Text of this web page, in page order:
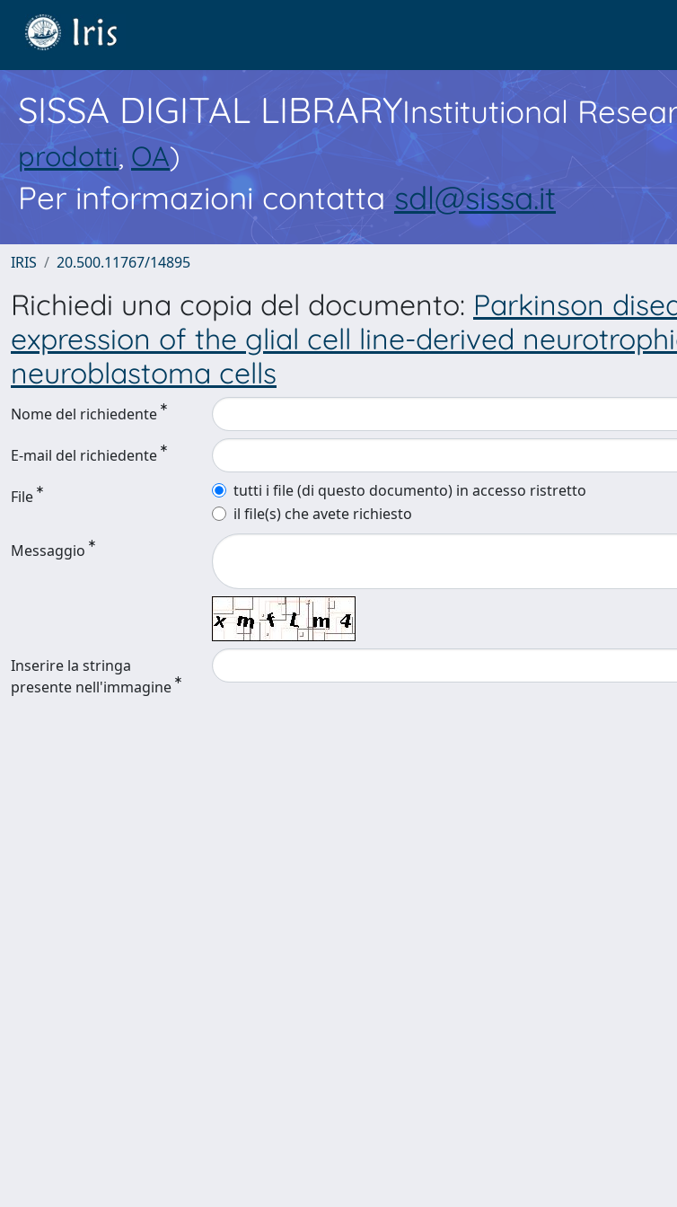
SISSA DIGITAL LIBRARYInstitutional
prodotti, OA)
Per informazioni contatta sdl@sissa.it
IRIS 20.500.11767/14895
Richiedi una copia del documento: Parkinson
expression of the glial cell line-derived
neuroblastoma cells
Nome del richiedente
E-mail del richiedente
File
tutti i file (di questo documento) in accesso ristretto
il file(s) che avete richiesto
Messaggio
Inserire la stringa
presente nell'immagine